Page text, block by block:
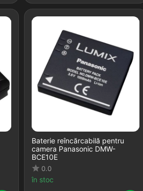
Baterie reîncărcabilă pentru
camera Panasonic DMW-
BCE10E
0.0
în stoc